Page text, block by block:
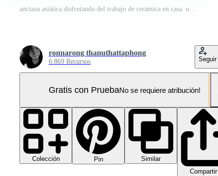
anciana asiática disfrutando del trabajo de cerámica en casa. una ceramista está haciendo cerámica nueva en un estudio Vídeo Pro
ronnarong thanuthattaphong
6.869 Recursos Seguir
Gratis con PruebaNo se requiere atribución!
Colección Pin
Similar
Compartir